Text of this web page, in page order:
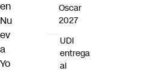
en
Nu
ev
a
Yo
Oscar
2027
UDI
entrega
al